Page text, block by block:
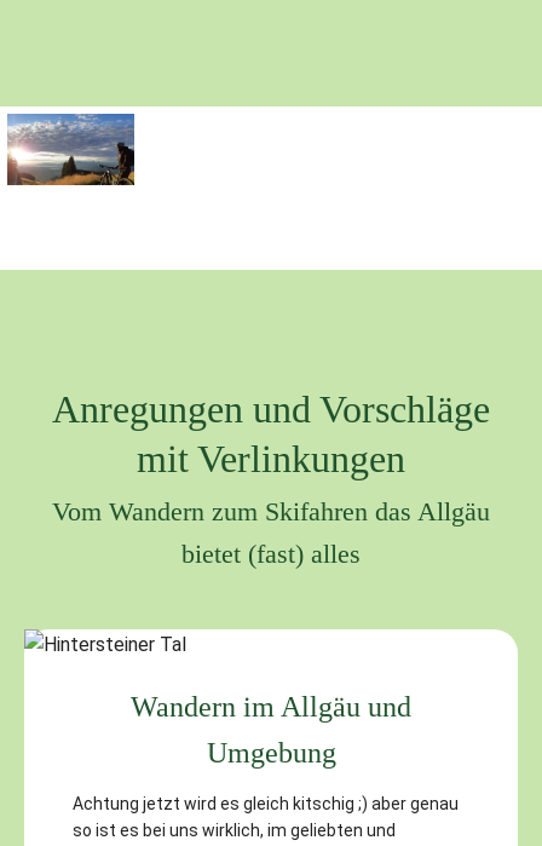
Anregungen und Vorschläge
mit Verlinkungen
Vom Wandern zum Skifahren das Allgäu
bietet (fast) alles
Wandern im Allgäu und
Umgebung
Achtung jetzt wird es gleich kitschig ;) aber genau
so ist es bei uns wirklich, im geliebten und